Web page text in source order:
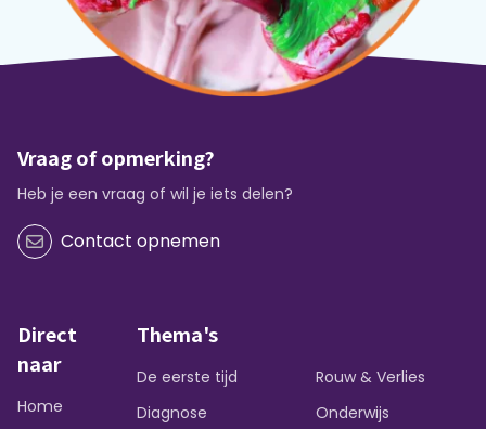
Vraag of opmerking?
Heb je een vraag of wil je iets delen?
Contact opnemen
Direct
naar
Home
Thema's
De eerste tijd
Diagnose
Rouw & Verlies
Onderwijs